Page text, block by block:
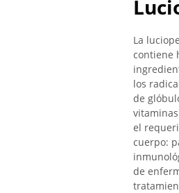
La
contiene
los
de
el
cuerpo:
de